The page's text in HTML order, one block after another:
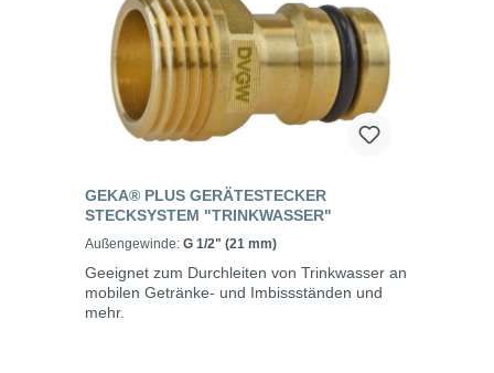
GEKA® PLUS GERÄTESTECKER
STECKSYSTEM "TRINKWASSER"
Außengewinde: G 1/2" (21 mm)
Geeignet zum Durchleiten von Trinkwasser an
mobilen Getränke- und Imbissständen und
mehr.